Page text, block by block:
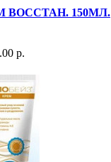
ВОССТАН. 150МЛ.
р.